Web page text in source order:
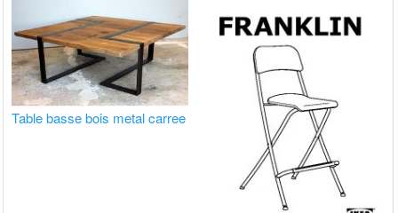
Table basse bois metal carree